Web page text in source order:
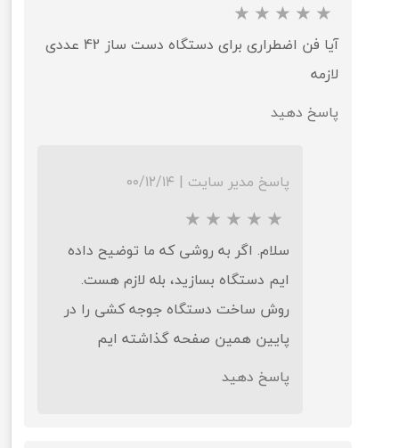
آیا فن اضطراری برای دستگاه دست ساز 42 عددی
لازمه
پاسخ دهید
پاسخ مدیر سایت | ۰۰/۱۲/۱۴
سلام. اگر به روشی که ما توضیح داده
ایم دستگاه بسازید، بله لازم هست.
روش ساخت دستگاه جوجه کشی را در
پایین همین صفحه گذاشته ایم
پاسخ دهید